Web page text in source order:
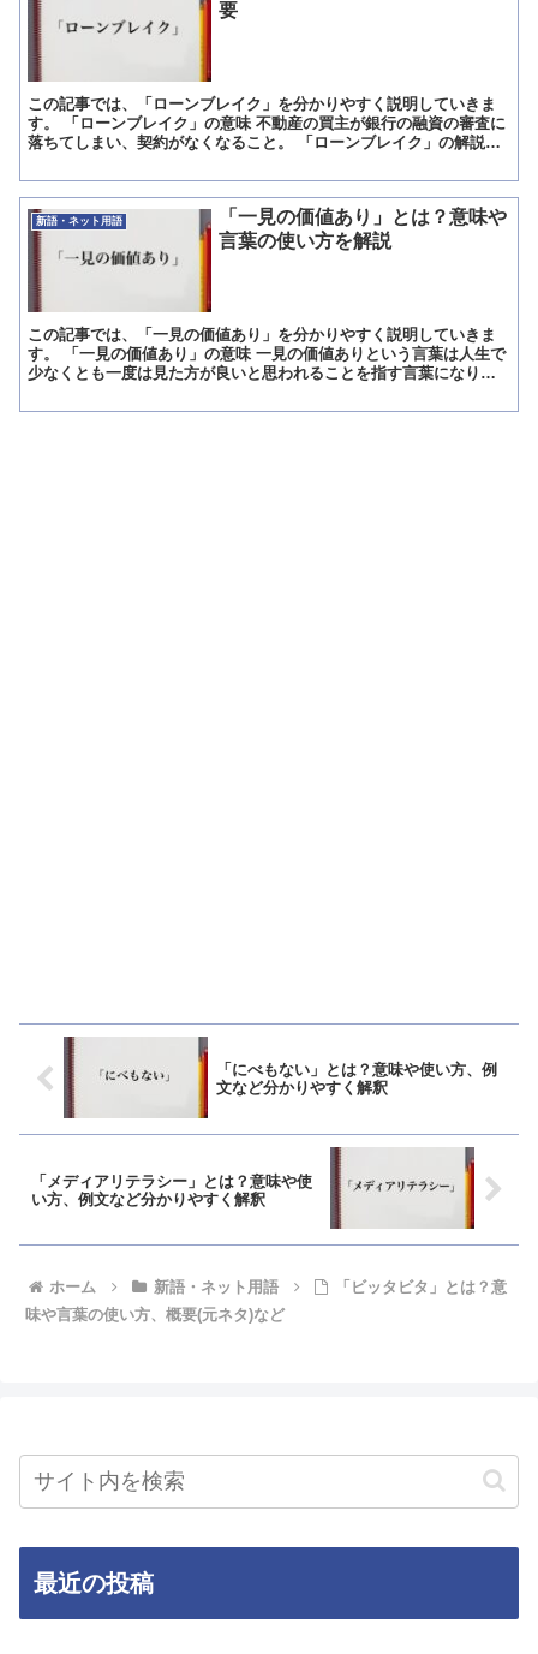
要
この記事では、「ローンブレイク」を分かりやすく説明していきま
す。 「ローンブレイク」の意味 不動産の買主が銀行の融資の審査に
落ちてしまい、契約がなくなること。 「ローンブレイク」の解説
新語・ネット用語
「一見の価値あり」とは？意味や
言葉の使い方を解説
この記事では、「一見の価値あり」を分かりやすく説明していきま
す。 「一見の価値あり」の意味 一見の価値ありという言葉は人生で
少なくとも一度は見た方が良いと思われることを指す言葉になりま
「にべもない」とは？意味や使い方、例
文など分かりやすく解釈
「メディアリテラシー」とは？意味や使
い方、例文など分かりやすく解釈
ホーム 新語・ネット用語
「ビッタビタ」とは？意
味や言葉の使い方、概要(元ネタ)など
最近の投稿